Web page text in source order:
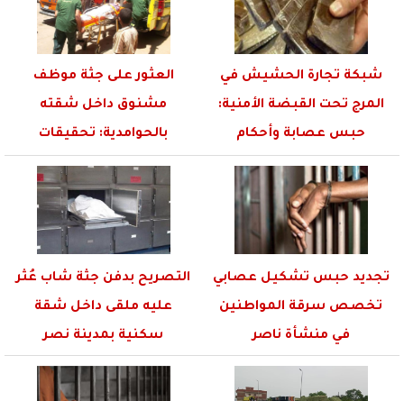
شبكة تجارة الحشيش في
المرج تحت القبضة الأمنية:
حبس عصابة وأحكام
بالسجن...
العثور على جثة موظف
مشنوق داخل شقته
بالحوامدية: تحقيقات
مستمرة وتفاصيل صادمة
تجديد حبس تشكيل عصابي
تخصص سرقة المواطنين
في منشأة ناصر
التصريح بدفن جثة شاب عُثر
عليه ملقى داخل شقة
سكنية بمدينة نصر